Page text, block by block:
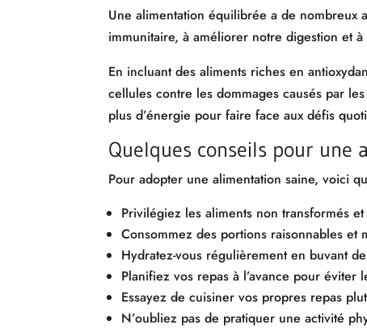
Une alimentation équilibrée a de nombreux
immunitaire, à améliorer notre digestion et
En incluant des aliments riches en
cellules contre les dommages causés par
plus d’énergie pour faire face aux défis
Quelques conseils pour une
Pour adopter une alimentation saine, voici
Privilégiez les aliments non transformés
Consommez des portions raisonnables
Hydratez-vous régulièrement en buvant
Planifiez vos repas à l’avance pour
Essayez de cuisiner vos propres repas
N’oubliez pas de pratiquer une activité